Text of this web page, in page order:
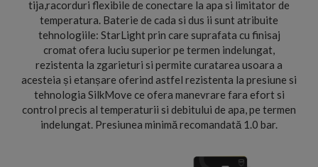
tija,racorduri flexibile de conectare la apa si limitator de
temperatura. Baterie de cada si dus ii sunt atribuite
tehnologiile: StarLight prin care suprafata cu finisaj
cromat ofera luciu superior pe termen indelungat,
rezistenta la zgarieturi si permite curatarea usoara a
acesteia și etanșare oferind astfel rezistenta la presiune si
tehnologia SilkMove ce ofera manevrare fara efort si
control precis al temperaturii si debitului de apa, pe termen
indelungat. Presiunea minimă recomandată 1.0 bar.